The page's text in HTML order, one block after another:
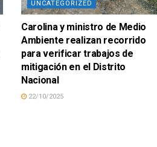
UNCATEGORIZED
Carolina y ministro de Medio
Ambiente realizan recorrido
para verificar trabajos de
mitigación en el Distrito
Nacional
22/10/2025